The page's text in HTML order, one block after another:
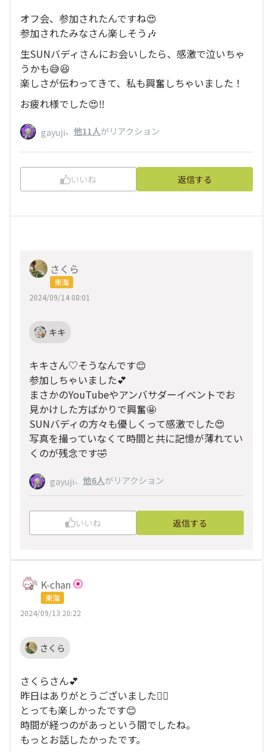
オフ会、参加されたんですね😍
参加されたみなさん楽しそう🎶
生SUNバディさんにお会いしたら、感激で泣いちゃ
うかも😅😆
楽しさが伝わってきて、私も興奮しちゃいました！
お疲れ様でした😍‼️
gayuji、 他11人がリアクション
いいね 返信する
さくら
東海
2024/09/14 08:01
キキ
キキさん♡そうなんです😊
参加しちゃいました💕
まさかのYouTubeやアンバサダーイベントでお
見かけした方ばかりで興奮🤩
SUNバディの方々も優しくって感激でした😍
写真を撮っていなくて時間と共に記憶が薄れてい
くのが残念です🤣
gayuji、 他6人がリアクション
いいね 返信する
K-chan
東海
2024/09/13 20:22
さくら
さくらさん💕
昨日はありがとうございました🙇‍♀️
とっても楽しかったです😊
時間が経つのがあっという間でしたね。
もっとお話したかったです。